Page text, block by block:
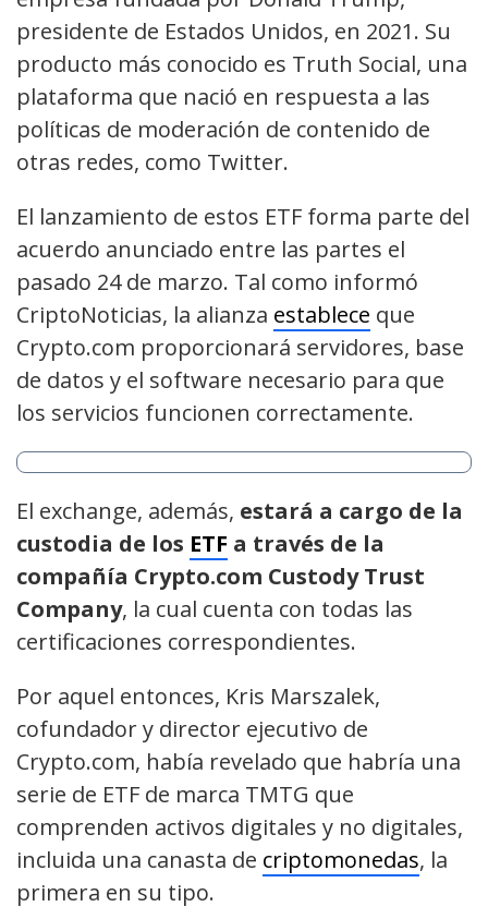
presidente de Estados Unidos, en 2021. Su
producto más conocido es Truth Social, una
plataforma que nació en respuesta a las
políticas de moderación de contenido de
otras redes, como Twitter.
El lanzamiento de estos ETF forma parte del
acuerdo anunciado entre las partes el
pasado 24 de marzo. Tal como informó
CriptoNoticias, la alianza establece que
Crypto.com proporcionará servidores, base
de datos y el software necesario para que
los servicios funcionen correctamente.
El exchange, además, estará a cargo de la
custodia de los ETF a través de la
compañía Crypto.com Custody Trust
Company, la cual cuenta con todas las
certificaciones correspondientes.
Por aquel entonces, Kris Marszalek,
cofundador y director ejecutivo de
Crypto.com, había revelado que habría una
serie de ETF de marca TMTG que
comprenden activos digitales y no digitales,
incluida una canasta de criptomonedas, la
primera en su tipo.